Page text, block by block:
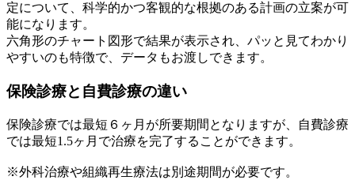
定について、科学的かつ客観的な根拠のある計画の立案が可
能になります。
六角形のチャート図形で結果が表示され、パッと見てわかり
やすいのも特徴で、データもお渡しできます。
保険診療と自費診療の違い
保険診療では最短６ヶ月が所要期間となりますが、自費診療
では最短1.5ヶ月で治療を完了することができます。
※外科治療や組織再生療法は別途期間が必要です。